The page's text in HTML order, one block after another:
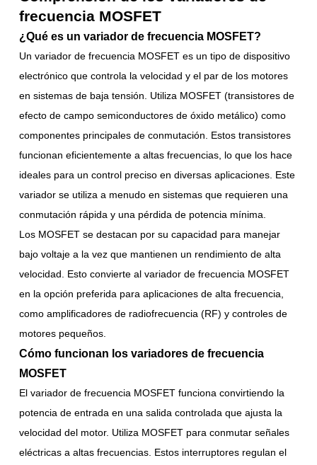
frecuencia MOSFET
¿Qué es un variador de frecuencia MOSFET?
Un variador de frecuencia MOSFET es un tipo de dispositivo
electrónico que controla la velocidad y el par de los motores
en sistemas de baja tensión. Utiliza MOSFET (transistores de
efecto de campo semiconductores de óxido metálico) como
componentes principales de conmutación. Estos transistores
funcionan eficientemente a altas frecuencias, lo que los hace
ideales para un control preciso en diversas aplicaciones. Este
variador se utiliza a menudo en sistemas que requieren una
conmutación rápida y una pérdida de potencia mínima.
Los MOSFET se destacan por su capacidad para manejar
bajo voltaje a la vez que mantienen un rendimiento de alta
velocidad. Esto convierte al variador de frecuencia MOSFET
en la opción preferida para aplicaciones de alta frecuencia,
como amplificadores de radiofrecuencia (RF) y controles de
motores pequeños.
Cómo funcionan los variadores de frecuencia
MOSFET
El variador de frecuencia MOSFET funciona convirtiendo la
potencia de entrada en una salida controlada que ajusta la
velocidad del motor. Utiliza MOSFET para conmutar señales
eléctricas a altas frecuencias. Estos interruptores regulan el